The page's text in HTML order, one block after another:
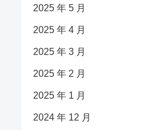
2025 年 5 月
2025 年 4 月
2025 年 3 月
2025 年 2 月
2025 年 1 月
2024 年 12 月